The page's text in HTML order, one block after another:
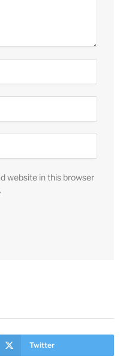
website in this browser
Twitter